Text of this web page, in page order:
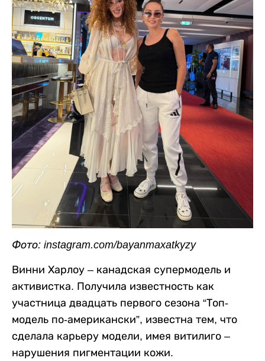
Фото: instagram.com/bayanmaxatkyzy
Винни Харлоу – канадская супермодель и
активистка. Получила известность как
участница двадцать первого сезона “Топ-
модель по-американски”, известна тем, что
сделала карьеру модели, имея витилиго –
нарушения пигментации кожи.